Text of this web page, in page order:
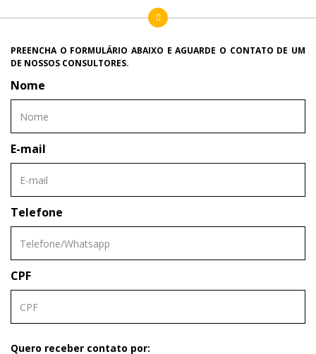
PREENCHA O FORMULÁRIO ABAIXO E AGUARDE O CONTATO DE UM
DE NOSSOS CONSULTORES.
Nome
E-mail
Telefone
CPF
Quero receber contato por: